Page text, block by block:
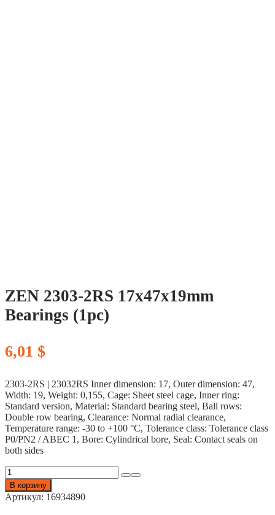
ZEN 2303-2RS 17x47x19mm
Bearings (1pc)
6,01 $
2303-2RS | 23032RS Inner dimension: 17, Outer dimension: 47,
Width: 19, Weight: 0,155, Cage: Sheet steel cage, Inner ring:
Standard version, Material: Standard bearing steel, Ball rows:
Double row bearing, Clearance: Normal radial clearance,
Temperature range: -30 to +100 °C, Tolerance class: Tolerance class
P0/PN2 / ABEC 1, Bore: Cylindrical bore, Seal: Contact seals on
both sides
Количество
товара
ZEN
2303-
В корзину
Артикул: 16934890